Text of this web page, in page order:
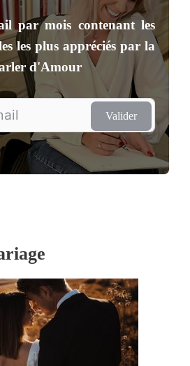
par mois contenant les
les plus appréciés par la
d'Amour
Valider